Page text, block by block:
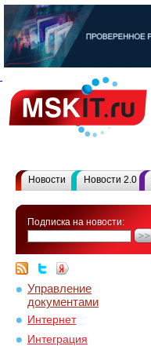
Новости Новости 2.0
Подписка на новости:
Управление
документами
Интернет
Интеграция